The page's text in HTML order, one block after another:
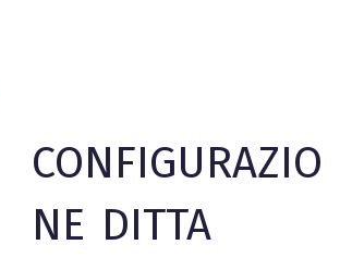
configurazio
ne ditta